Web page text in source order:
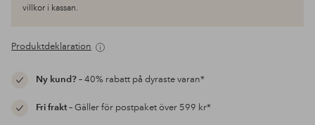
villkor i kassan.
Produktdeklaration
Ny kund?– 40% rabatt på dyraste varan*
Fri frakt– Gäller för postpaket över 599 kr*